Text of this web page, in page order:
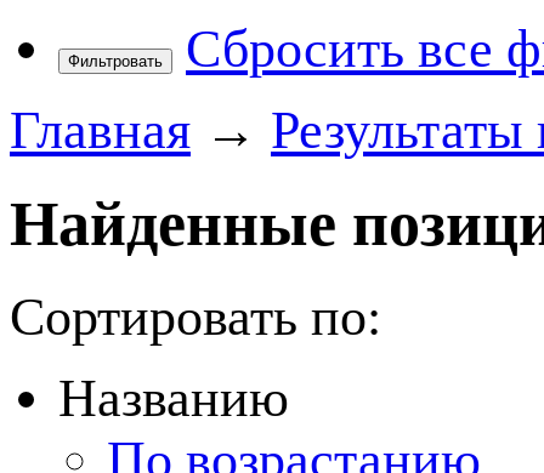
Фильтровать
Сбросить все
Главная →
Найденные
Сортировать по:
Названию
По возрастанию